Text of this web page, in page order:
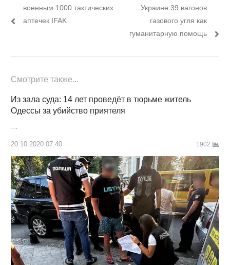
записям
пост:
военным 1000 тактических
аптечек IFAK
пост:
Украине 39 вагонов
газового угля как
гуманитарную помощь
Смотрите также...
Из зала суда: 14 лет проведёт в тюрьме житель
Одессы за убийство приятеля
…
20.10.2020 07:40 1902